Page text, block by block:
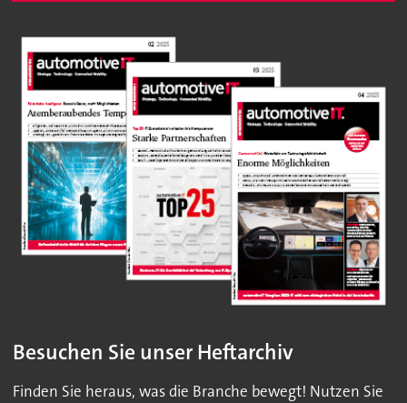
Besuchen Sie unser Heftarchiv
Finden Sie heraus, was die Branche bewegt! Nutzen Sie